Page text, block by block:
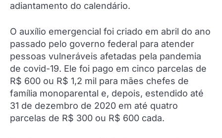
adiantamento do calendário.
O auxílio emergencial foi criado em abril do ano
passado pelo governo federal para atender
pessoas vulneráveis afetadas pela pandemia
de covid-19. Ele foi pago em cinco parcelas de
R$ 600 ou R$ 1,2 mil para mães chefes de
família monoparental e, depois, estendido até
31 de dezembro de 2020 em até quatro
parcelas de R$ 300 ou R$ 600 cada.